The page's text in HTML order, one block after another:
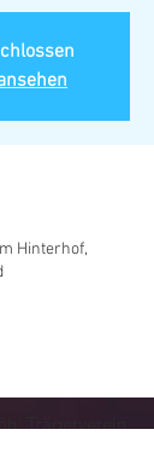
Hinterhof,
Trägerverein